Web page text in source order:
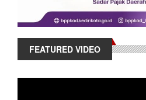
FEATURED VIDEO